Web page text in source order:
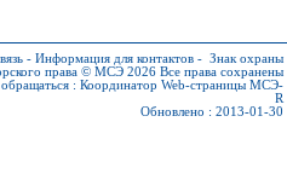
- Информация для контактов - Знак охраны
права © МСЭ 2026 Все права сохранены
: Координатор Web-страницы МСЭ-
R
Обновлено : 2013-01-30